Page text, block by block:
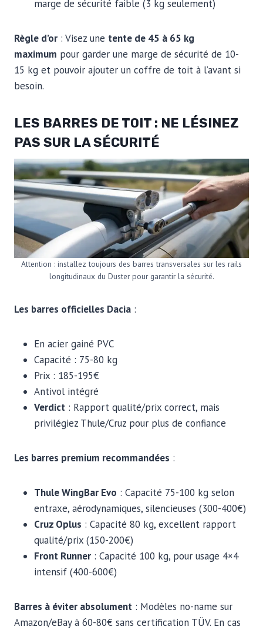
marge de sécurité faible (3 kg seulement)
Règle d’or : Visez une tente de 45 à 65 kg
maximum pour garder une marge de sécurité de 10-
15 kg et pouvoir ajouter un coffre de toit à l’avant si
besoin.
LES BARRES DE TOIT : NE LÉSINEZ
PAS SUR LA SÉCURITÉ
Attention : installez toujours des barres transversales sur les rails
longitudinaux du Duster pour garantir la sécurité.
Les barres officielles Dacia :
En acier gainé PVC
Capacité : 75-80 kg
Prix : 185-195€
Antivol intégré
Verdict : Rapport qualité/prix correct, mais
privilégiez Thule/Cruz pour plus de confiance
Les barres premium recommandées :
Thule WingBar Evo : Capacité 75-100 kg selon
entraxe, aérodynamiques, silencieuses (300-400€)
Cruz Oplus : Capacité 80 kg, excellent rapport
qualité/prix (150-200€)
Front Runner : Capacité 100 kg, pour usage 4×4
intensif (400-600€)
Barres à éviter absolument : Modèles no-name sur
Amazon/eBay à 60-80€ sans certification TÜV. En cas